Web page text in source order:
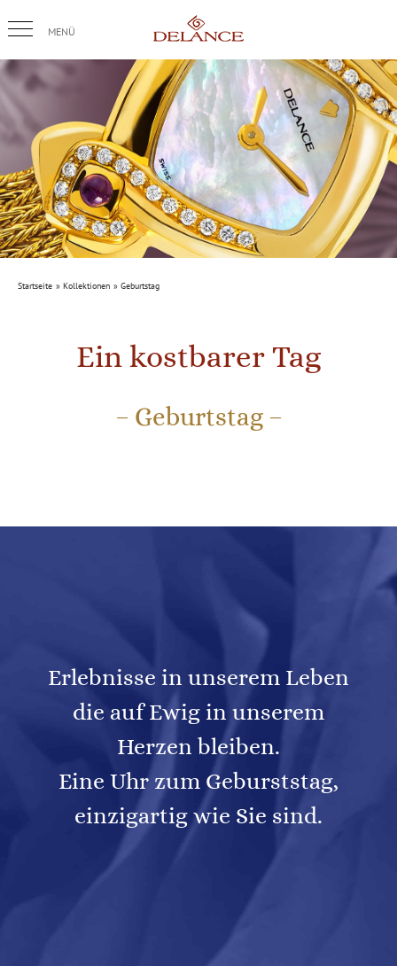
to
content
Startseite Kollektionen Geburtstag
Ein kostbarer Tag
– Geburtstag –
Erlebnisse in unserem Leben
die auf Ewig in unserem
Herzen bleiben.
Eine Uhr zum Geburststag,
einzigartig wie Sie sind.